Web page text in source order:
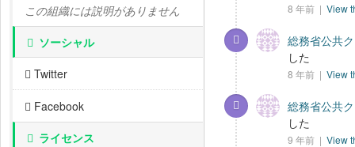
この組織には説明がありません
ソーシャル
Twitter
Facebook
ライセンス
8 年前 | View
総務省公共
した
8 年前 | View
総務省公共
した
9 年前 | View